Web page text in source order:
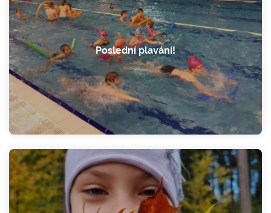
Poslední plavání!